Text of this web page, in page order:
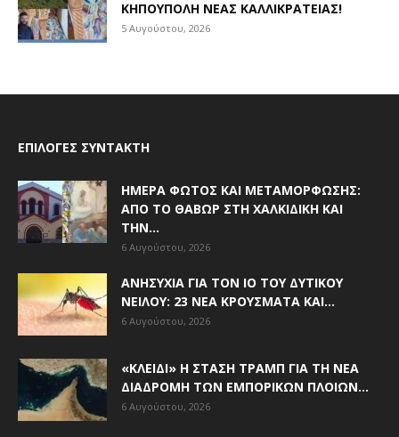
ΚΗΠΟΎΠΟΛΗ ΝΈΑΣ ΚΑΛΛΙΚΡΆΤΕΙΑΣ!
5 Αυγούστου, 2026
ΕΠΙΛΟΓΈΣ ΣΥΝΤΆΚΤΗ
ΗΜΈΡΑ ΦΩΤΌΣ ΚΑΙ ΜΕΤΑΜΌΡΦΩΣΗΣ:
ΑΠΌ ΤΟ ΘΑΒΏΡ ΣΤΗ ΧΑΛΚΙΔΙΚΉ ΚΑΙ
ΤΗΝ...
6 Αυγούστου, 2026
ΑΝΗΣΥΧΊΑ ΓΙΑ ΤΟΝ ΙΌ ΤΟΥ ΔΥΤΙΚΟΎ
ΝΕΊΛΟΥ: 23 ΝΈΑ ΚΡΟΎΣΜΑΤΑ ΚΑΙ...
6 Αυγούστου, 2026
«ΚΛΕΙΔΊ» Η ΣΤΆΣΗ ΤΡΑΜΠ ΓΙΑ ΤΗ ΝΈΑ
ΔΙΑΔΡΟΜΉ ΤΩΝ ΕΜΠΟΡΙΚΏΝ ΠΛΟΊΩΝ...
6 Αυγούστου, 2026